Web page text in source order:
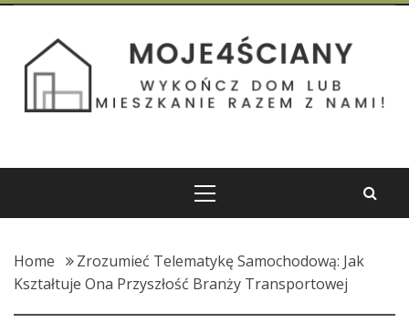
Skip
content Moje 4 Ściany
Home
Zrozumieć Telematykę Samochodową: Jak
Kształtuje Ona Przyszłość Branży Transportowej